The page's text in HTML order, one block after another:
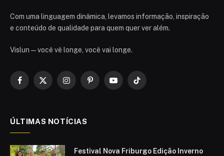
Com uma linguagem dinâmica, levamos informação, inspiração
e conteúdo de qualidade para quem quer ver além.
Vislun — você vê longe, você vai longe.
Facebook
X
InstagramPinterestYouTubeTikTok
ÚLTIMAS NOTÍCIAS
Festival Nova Friburgo Edição Inverno